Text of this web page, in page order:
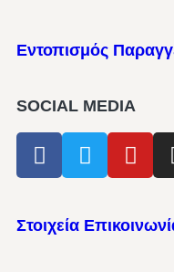
Εντοπισμός
SOCIAL MEDIA
Στοιχεία